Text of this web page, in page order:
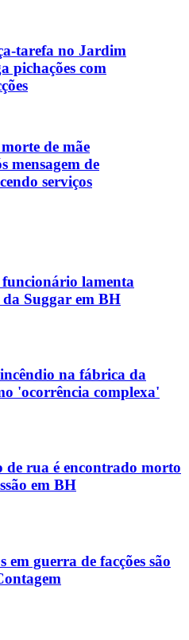
tarefa no Jardim
pichações com
de mãe
mensagem de
serviços
funcionário lamenta
Suggar em BH
na fábrica da
'ocorrência complexa'
de rua é encontrado morto
em BH
guerra de facções são